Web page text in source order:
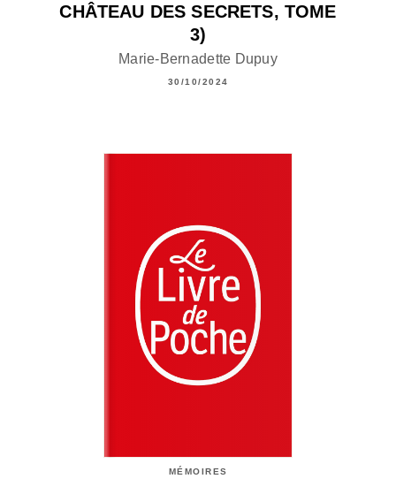
CHÂTEAU DES SECRETS, TOME
3)
Marie-Bernadette Dupuy
30/10/2024
MÉMOIRES